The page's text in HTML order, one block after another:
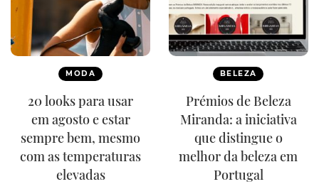
MODA
20 looks para usar
em agosto e estar
sempre bem, mesmo
com as temperaturas
elevadas
BELEZA
Prémios de Beleza
Miranda: a iniciativa
que distingue o
melhor da beleza em
Portugal